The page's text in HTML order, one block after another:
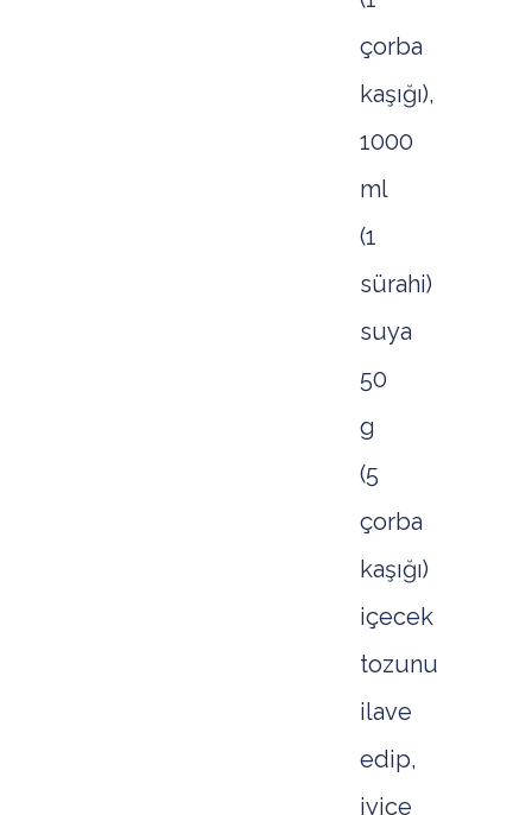
çorba
kaşığı),
1000
ml
(1
sürahi)
suya
50
g
(5
çorba
kaşığı)
içecek
tozunu
ilave
edip,
iyice